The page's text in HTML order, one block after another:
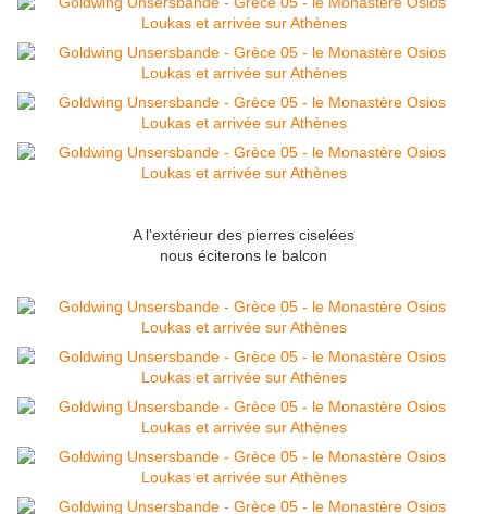
A l'extérieur des pierres ciselées
nous éciterons le balcon